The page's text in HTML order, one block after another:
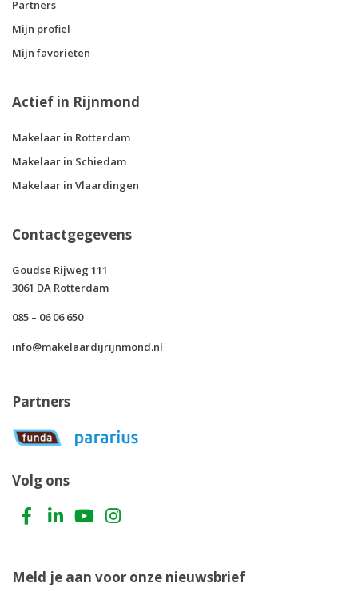
Partners
Mijn profiel
Mijn favorieten
Actief in Rijnmond
Makelaar in Rotterdam
Makelaar in Schiedam
Makelaar in Vlaardingen
Contactgegevens
Goudse Rijweg 111
3061 DA Rotterdam
085 – 06 06 650
info@makelaardijrijnmond.nl
Partners
Volg ons
Meld je aan voor onze nieuwsbrief